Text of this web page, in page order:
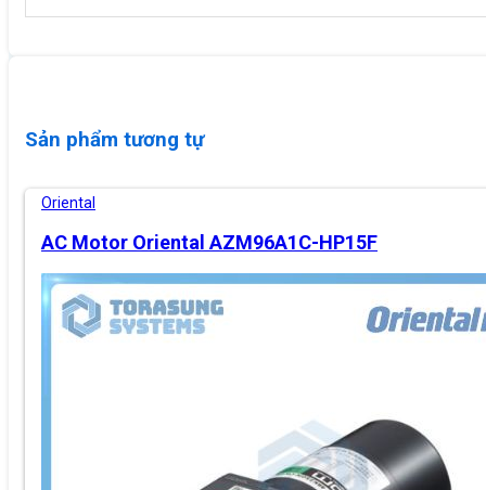
Sản phẩm tương tự
Oriental
AC Motor Oriental AZM96A1C-HP15F